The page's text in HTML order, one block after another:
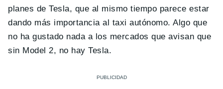
planes de Tesla, que al mismo tiempo parece estar
dando más importancia al taxi autónomo. Algo que
no ha gustado nada a los mercados que avisan que
sin Model 2, no hay Tesla.